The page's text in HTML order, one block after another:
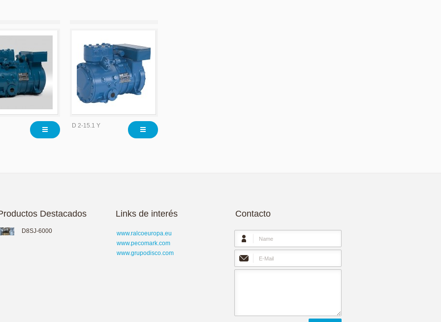
D 2-15.1 Y
Destacados
D8SJ-6000
Links de interés
www.ralcoeuropa.eu
www.pecomark.com
www.grupodisco.com
Contacto